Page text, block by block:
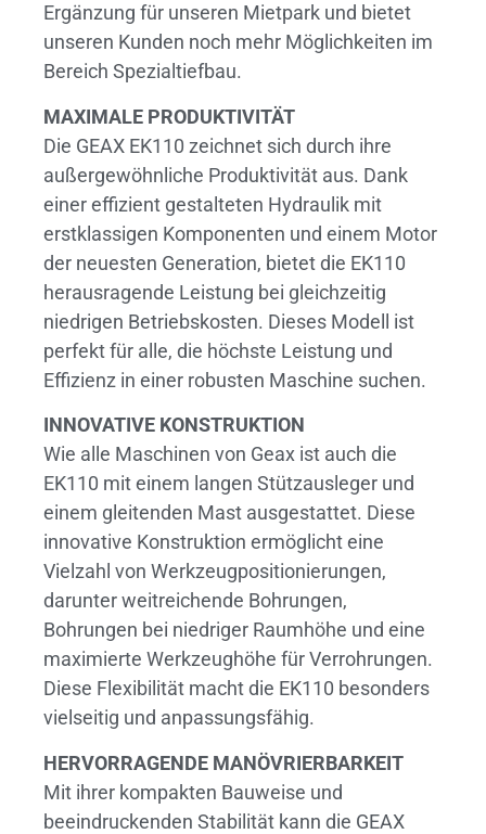
Ergänzung für unseren Mietpark und bietet
unseren Kunden noch mehr Möglichkeiten im
Bereich Spezialtiefbau.
MAXIMALE PRODUKTIVITÄT
Die GEAX EK110 zeichnet sich durch ihre
außergewöhnliche Produktivität aus. Dank
einer effizient gestalteten Hydraulik mit
erstklassigen Komponenten und einem Motor
der neuesten Generation, bietet die EK110
herausragende Leistung bei gleichzeitig
niedrigen Betriebskosten. Dieses Modell ist
perfekt für alle, die höchste Leistung und
Effizienz in einer robusten Maschine suchen.
INNOVATIVE KONSTRUKTION
Wie alle Maschinen von Geax ist auch die
EK110 mit einem langen Stützausleger und
einem gleitenden Mast ausgestattet. Diese
innovative Konstruktion ermöglicht eine
Vielzahl von Werkzeugpositionierungen,
darunter weitreichende Bohrungen,
Bohrungen bei niedriger Raumhöhe und eine
maximierte Werkzeughöhe für Verrohrungen.
Diese Flexibilität macht die EK110 besonders
vielseitig und anpassungsfähig.
HERVORRAGENDE MANÖVRIERBARKEIT
Mit ihrer kompakten Bauweise und
beeindruckenden Stabilität kann die GEAX